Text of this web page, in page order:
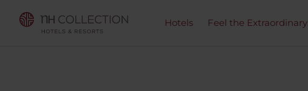
Hotels Feel the Extraordinary